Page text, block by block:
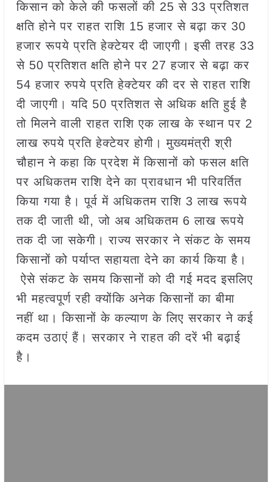
किसान को केले की फसलों की 25 से 33 प्रतिशत
क्षति होने पर राहत राशि 15 हजार से बढ़ा कर 30
हजार रूपये प्रति हेक्टेयर दी जाएगी। इसी तरह 33
से 50 प्रतिशत क्षति होने पर 27 हजार से बढ़ा कर
54 हजार रुपये प्रति हेक्टेयर की दर से राहत राशि
दी जाएगी। यदि 50 प्रतिशत से अधिक क्षति हुई है
तो मिलने वाली राहत राशि एक लाख के स्थान पर 2
लाख रुपये प्रति हेक्टेयर होगी। मुख्यमंत्री श्री
चौहान ने कहा कि प्रदेश में किसानों को फसल क्षति
पर अधिकतम राशि देने का प्रावधान भी परिवर्तित
किया गया है। पूर्व में अधिकतम राशि 3 लाख रूपये
तक दी जाती थी, जो अब अधिकतम 6 लाख रूपये
तक दी जा सकेगी। राज्य सरकार ने संकट के समय
किसानों को पर्याप्त सहायता देने का कार्य किया है।
ऐसे संकट के समय किसानों को दी गई मदद इसलिए
भी महत्वपूर्ण रही क्योंकि अनेक किसानों का बीमा
नहीं था। किसानों के कल्याण के लिए सरकार ने कई
कदम उठाएं हैं। सरकार ने राहत की दरें भी बढ़ाई
है।